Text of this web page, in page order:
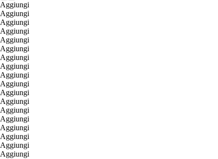
Aggiungi
Aggiungi
Aggiungi
Aggiungi
Aggiungi
Aggiungi
Aggiungi
Aggiungi
Aggiungi
Aggiungi
Aggiungi
Aggiungi
Aggiungi
Aggiungi
Aggiungi
Aggiungi
Aggiungi
Aggiungi